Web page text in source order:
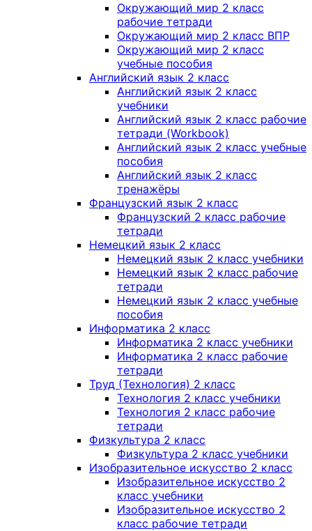
Окружающий мир 2 класс
рабочие тетради
Окружающий мир 2 класс ВПР
Окружающий мир 2 класс
учебные пособия
Английский язык 2 класс
Английский язык 2 класс
учебники
Английский язык 2 класс рабочие
тетради (Workbook)
Английский язык 2 класс учебные
пособия
Английский язык 2 класс
тренажёры
Французский язык 2 класс
Французский 2 класс рабочие
тетради
Немецкий язык 2 класс
Немецкий язык 2 класс учебники
Немецкий язык 2 класс рабочие
тетради
Немецкий язык 2 класс учебные
пособия
Информатика 2 класс
Информатика 2 класс учебники
Информатика 2 класс рабочие
тетради
Труд (Технология) 2 класс
Технология 2 класс учебники
Технология 2 класс рабочие
тетради
Физкультура 2 класс
Физкультура 2 класс учебники
Изобразительное искусство 2 класс
Изобразительное искусство 2
класс учебники
Изобразительное искусство 2
класс рабочие тетради